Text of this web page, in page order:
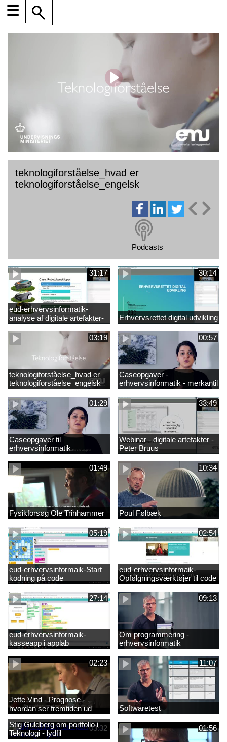
☰
teknologiforståelse_hvad er
teknologiforståelse_engelsk
Podcasts
31:17
eud-erhvervsinformatik-
analyse af digitale artefakter-
30:14
Erhvervsrettet digital udvikling
03:19
teknologiforståelse_hvad er
teknologiforståelse_engelsk
00:57
Caseopgaver -
erhvervsinformatik - merkantil
01:29
Caseopgaver til
erhvervsinformatik
33:49
Webinar - digitale artefakter -
Peter Bruus
01:49
Fysikforsøg Ole Trinhammer
10:34
Poul Følbæk
05:19
eud-erhvervsinformaik-Start
kodning på code
02:54
eud-erhvervsinformaik-
Opfølgningsværktøjer til code
27:14
eud-erhvervsinformaik-
kasseapp i applab
09:13
Om programmering -
erhvervsinformatik
02:23
Jette Vind - Prognose -
hvordan ser fremtiden ud
11:07
Softwaretest
03:32
Stig Guldberg om portfolio i
Teknologi - lydfil
01:56